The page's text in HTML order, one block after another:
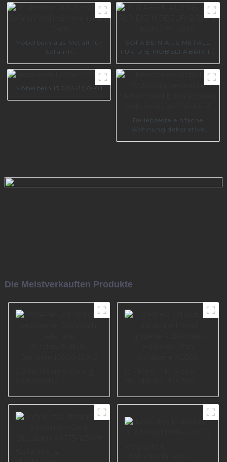
Möbelbein aus Metall für
Sofa im
SOFABEIN AUS METALL
FÜR DIE MÖBELFABRIK IN
Möbelbein I3004-100-01
Beliebteste einfache
Wohnung dekorative
Die Meistverkauften Produkte
Sofafüße,
Beinteile I2600-150-
Eckbeine Stahl